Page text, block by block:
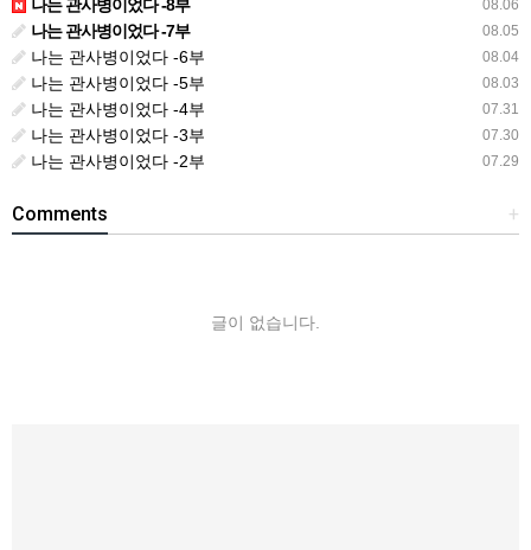
08.06
나는 관사병이었다 -8부
08.05
나는 관사병이었다 -7부
08.04
나는 관사병이었다 -6부
08.03
나는 관사병이었다 -5부
07.31
나는 관사병이었다 -4부
07.30
나는 관사병이었다 -3부
07.29
나는 관사병이었다 -2부
+
Comments
글이 없습니다.